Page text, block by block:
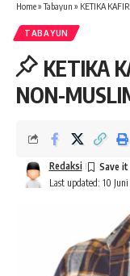
Home»Tabayun » KETIKA
TABAYUN
KETIKA
NON-
Last updated: 10
Redaksi